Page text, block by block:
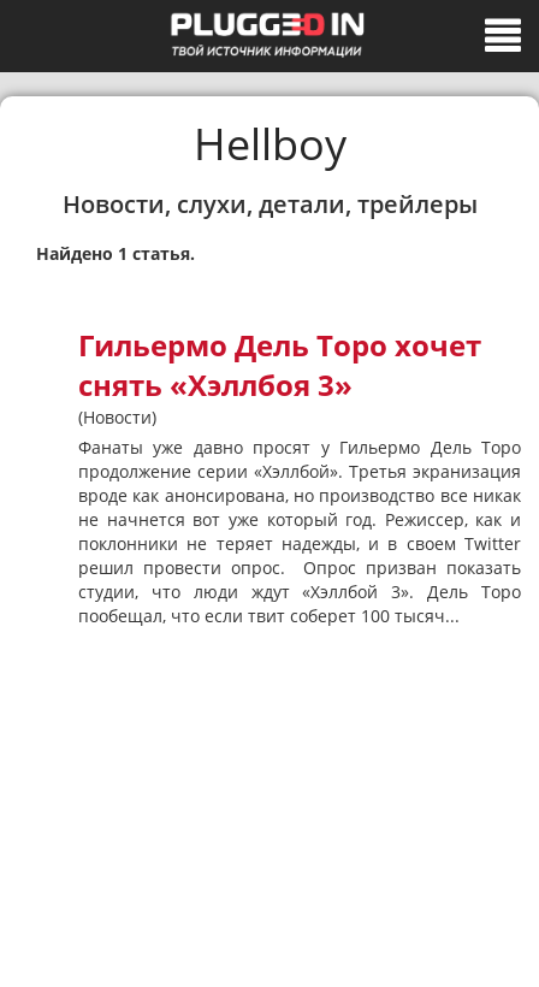
Hellboy
Новости, слухи, детали, трейлеры
Найдено 1 статья.
Гильермо Дель Торо хочет
снять «Хэллбоя 3»
(Новости)
Фанаты уже давно просят у Гильермо Дель Торо
продолжение серии «Хэллбой». Третья экранизация
вроде как анонсирована, но производство все никак
не начнется вот уже который год. Режиссер, как и
поклонники не теряет надежды, и в своем Twitter
решил провести опрос. Опрос призван показать
студии, что люди ждут «Хэллбой 3». Дель Торо
пообещал, что если твит соберет 100 тысяч...